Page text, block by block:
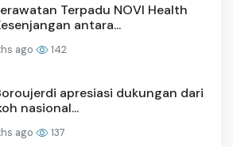
Terpadu NOVI Health
antara...
ago 142
apresiasi dukungan dari
nasional...
ago 137